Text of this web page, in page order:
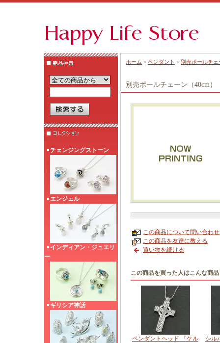
チェンジングストーン
エンジェル
インディアン・ジュエリ
ー
ギリシア神話
ホーム > ペンダント > 別売ボールチ
別売ボールチェーン（40cm）
この商品について問い合わ
この商品を友達に教える
買い物を続ける
この商品を買った人はこんな商
ペンダントヘッド 『ケル
シル